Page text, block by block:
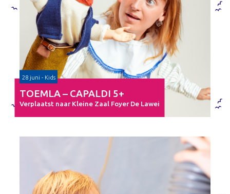
28 juni - Kids
TOEMLA – CAPALDI 5+
Verplaatst naar Kleine Zaal Foyer De Lawei